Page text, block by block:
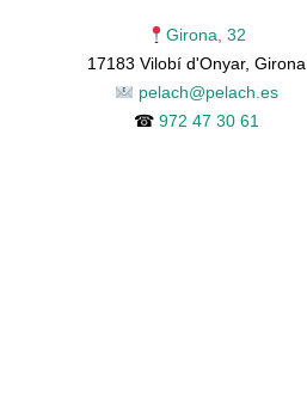
Girona, 32
17183 Vilobí d'Onyar, Girona
pelach@pelach.es
☎972 47 30 61